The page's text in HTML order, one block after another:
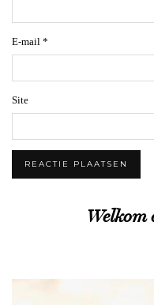
E-mail *
Site
Welkom